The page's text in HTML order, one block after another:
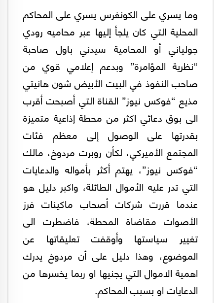
وما يسري على الكونغرس يسري على المحاكم
المحلية التي كان يلجأ إليها عبر محاميه رودي
جولياني أو المحامية سيدني باول صاحبة
“نظرية المؤامرة” وبدعم إعلامي قوي من
صاحب النفوذ في البيت الأبيض شون هانيتي
مذيع “فوكس نيوز” القناة التي أصبحت أقرب
الى بوق دعائي اكثر من محطة إذاعية متميزة
بقدرتها على الوصول إلى معظم فئات
المجتمع الأميركي، لكأن روبرت مردوخ، مالك
“فوكس نيوز”، يهتم أكثر بأمواله والدعايات
التي تدر عليه الأموال الطائلة، واكبر دليل هو
عندما قررت شركات أصحاب ماكينات فرز
الأصوات مقاضاة المحطة، فاضطرت الى
تغيير سياستها وأوقفت تعليقاتها عن
الموضوع، وهذا دليل على أن مردوخ يدرك
اهمية الاموال التي يجنيها او ربما يخسرها من
الدعايات او بسبب المحاكم.